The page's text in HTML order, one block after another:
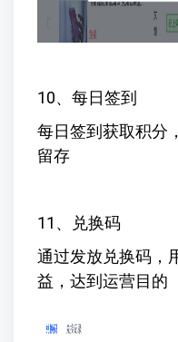
10、每日签到
每日签到获取积分
留存
11、兑换码
通过发放兑换码，
益，达到运营目的